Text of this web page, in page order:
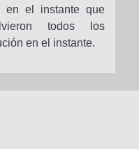
en el instante que
todos los
en el instante.